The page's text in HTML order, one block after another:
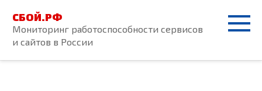
контенту
СБОЙ.РФ
Мониторинг работоспособности сервисов
и сайтов в России